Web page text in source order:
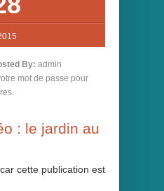
By: admin
mot de passe pour
: le jardin au
cette publication est